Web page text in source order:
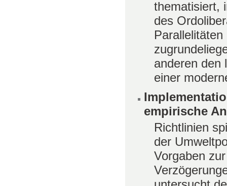
thematisiert,
des
anderen den
einer
empirische
Richtlinien
der
Vorgaben